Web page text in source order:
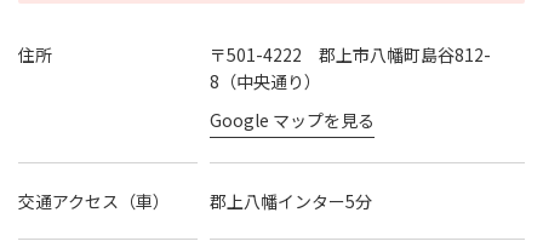
住所
〒501-4222 郡上市八幡町島谷812-
8（中央通り）
Google マップを見る
交通アクセス（車） 郡上八幡インター5分